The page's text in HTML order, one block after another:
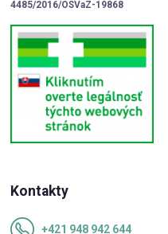
4485/2016/OSVaZ-19868
Kontakty
+421 948 942 644